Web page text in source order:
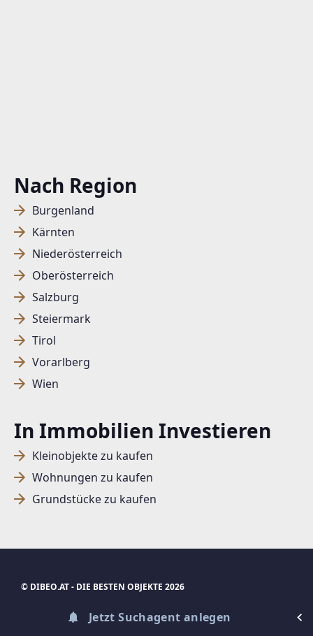
Nach Region
Burgenland
Kärnten
Niederösterreich
Oberösterreich
Salzburg
Steiermark
Tirol
Vorarlberg
Wien
In Immobilien Investieren
Kleinobjekte zu kaufen
Wohnungen zu kaufen
Grundstücke zu kaufen
Jetzt Suchagent anlegen
SUCHAGENT ANLEGEN FÜR DIE
AKTUELLEN SUCHKRITERIEN
Dieser Filter wird viele Treffer erzeugen. Bitte setzen
Sie weitere Filter!
Treffer verfeinern
Ich stimme der Verarbeitung meiner Daten, wie
in denDatenschutzbestimmungen
© DIBEO.AT - DIE BESTEN OBJEKTE 2026
ÜBER UNS